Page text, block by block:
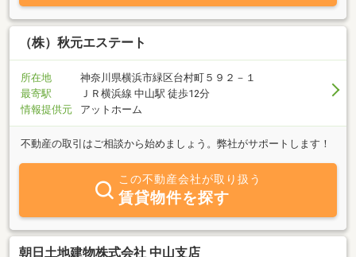
をしっかり受け止め、理想のお部屋探しを全力でサポートいたしま
す。さらに、若手社員・ベテラン社員・女性スタッフなど幅広いス
タッフが在籍。女性目線でのお部屋探しや、初めての一人暮らしで
方々に寄り添い、快適で安心できる住まいをお届けする」それが青
木ハウジングの使命です。どうぞお気軽にご相談ください。
（株）秋元エステート
所在地
神奈川県横浜市緑区台村町５９２－１
最寄駅
ＪＲ横浜線 中山駅 徒歩12分
情報提供元
アットホーム
不動産の取引はご相談から始めましょう。弊社がサポートします！
この不動産会社が取り扱う
賃貸物件を探す
朝日土地建物株式会社 中山支店